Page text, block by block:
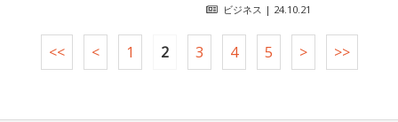
ビジネス | 24.10.21
<< < 1 2 3 4 5 > >>